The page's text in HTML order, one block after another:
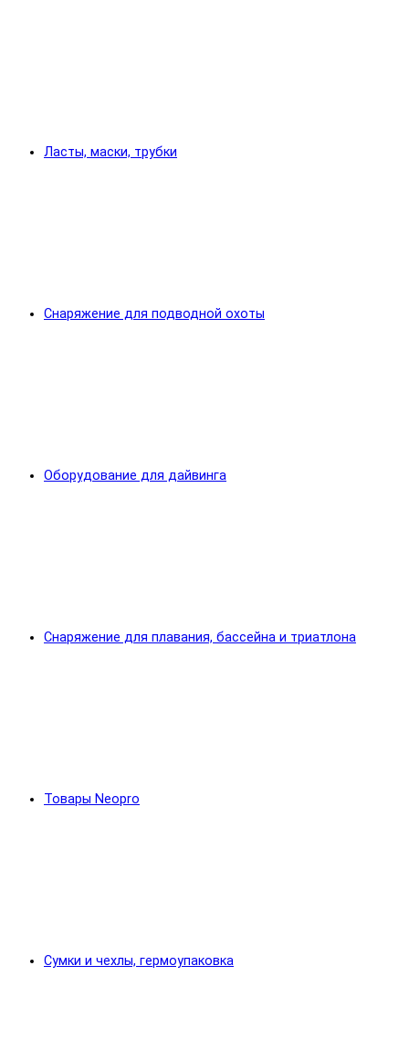
Ласты, маски, трубки
Снаряжение для подводной охоты
Оборудование для дайвинга
Снаряжение для плавания, бассейна и триатлона
Товары Neopro
Сумки и чехлы, гермоупаковка